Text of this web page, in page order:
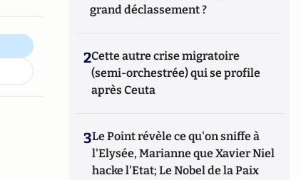
grand déclassement ?
2Cette autre crise migratoire
(semi-orchestrée) qui se profile
après Ceuta
3Le Point révèle ce qu'on sniffe à
l'Elysée, Marianne que Xavier Niel
hacke l'Etat; Le Nobel de la Paix